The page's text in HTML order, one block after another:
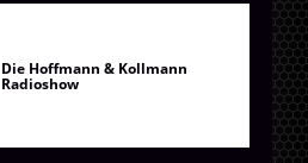
Die Hoffmann & Kollmann
Radioshow